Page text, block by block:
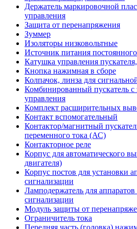
Держатель маркировочной
управления
Защита от перенапряжения
Зуммер
Изоляторы низковольтные
Источник питания
Катушка управления
Кнопка нажимная в сборе
Колпачок, линза для
Комбинированный пускатель
управления
Комплект расширительных
Контакт вспомогательный
Контактор/магнитный
переменного тока (АС)
Контакторное реле
Корпус для автоматического
двигателя)
Корпус постов для установки
сигнализации
Ламподержатель для аппаратов
сигнализации
Модуль защиты от
Ограничитель тока
Передняя часть (головка)